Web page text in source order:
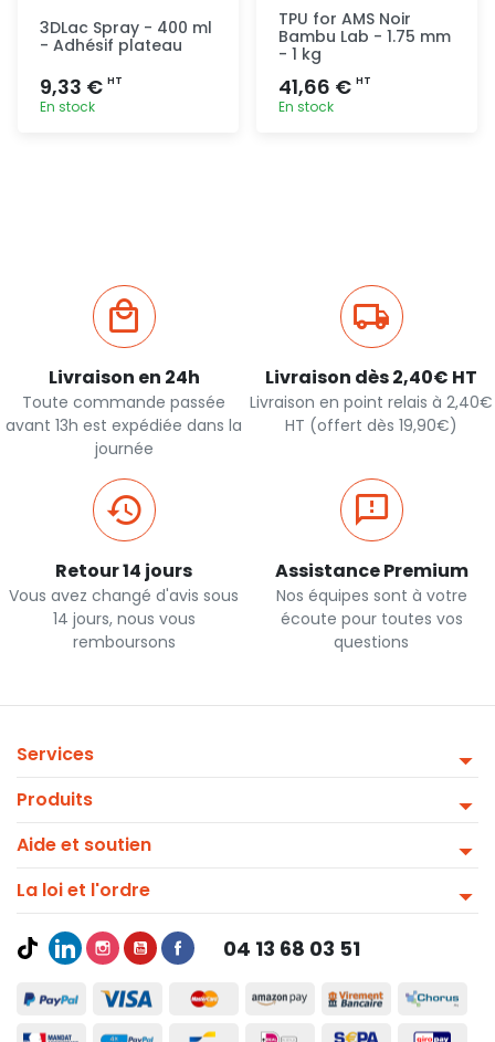
3DLac Spray - 400 ml
- Adhésif plateau
9,33 € HT
En stock
TPU for AMS Noir
Bambu Lab - 1.75 mm
- 1 kg
41,66 € HT
En stock
Livraison en 24h
Toute commande passée
avant 13h est expédiée dans la
journée
Livraison dès 2,40€ HT
Livraison en point relais à 2,40€
HT (offert dès 19,90€)
Retour 14 jours
Vous avez changé d'avis sous
14 jours, nous vous
remboursons
Assistance Premium
Nos équipes sont à votre
écoute pour toutes vos
questions
Services
Produits
Aide et soutien
La loi et l'ordre
04 13 68 03 51